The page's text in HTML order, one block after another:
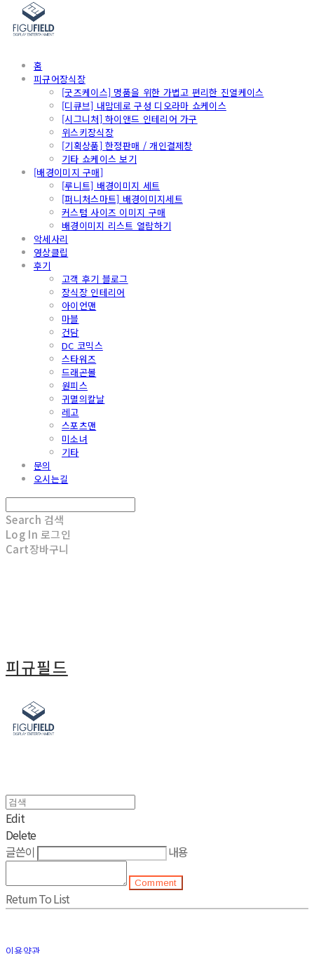
홈
피규어장식장
[굿즈케이스] 명품을 위한 가볍고 편리한 진열케이스
[디큐브] 내맘데로 구성 디오라마 쇼케이스
[시그니처] 하이앤드 인테리어 가구
위스키장식장
[기획상품] 한정판매 / 개인결제창
기타 쇼케이스 보기
[배경이미지 구매]
[루니트] 배경이미지 세트
[퍼니처스마트] 배경이미지세트
커스텀 사이즈 이미지 구매
배경이미지 리스트 열람하기
악세사리
영상클립
후기
고객 후기 블로그
장식장 인테리어
아이언맨
마블
건담
DC 코믹스
스타워즈
드래곤볼
원피스
귀멸의칼날
레고
스포츠맨
미소녀
기타
문의
오시는길
Search 검색
Log In 로그인
Cart장바구니
피규필드
Edit
Delete
글쓴이
내용
Comment
Return To List
이용약관